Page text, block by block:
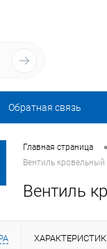
Обратная связь
Главная страница •
Вентиль
Вентиль